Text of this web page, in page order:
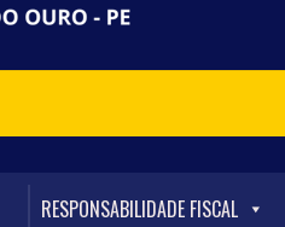
RESPONSABILIDADE FISCAL